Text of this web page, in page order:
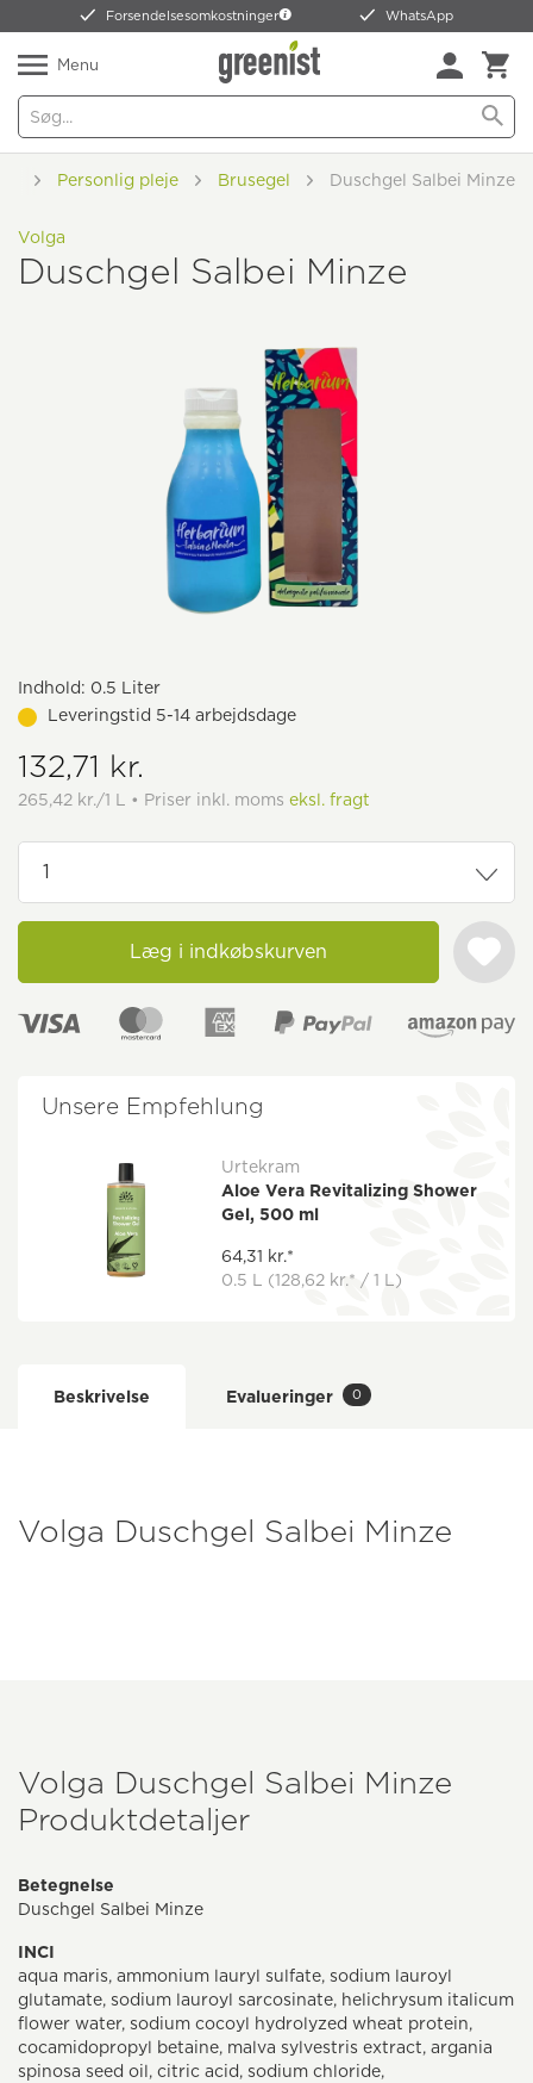
Forsendelsesomkostninger WhatsApp
Menu
Personlig pleje Brusegel Duschgel Salbei Minze
Volga
Duschgel Salbei Minze
Indhold: 0.5 Liter
Leveringstid 5-14 arbejdsdage
132,71 kr.
265,42 kr./1 L • Priser inkl. moms eksl. fragt
Læg i indkøbskurven
Unsere Empfehlung
Urtekram
Aloe Vera Revitalizing Shower
Gel, 500 ml
64,31 kr.*
0.5 L (128,62 kr.* / 1 L)
Beskrivelse Evalueringer 0
Volga Duschgel Salbei Minze
Volga Duschgel Salbei Minze
Produktdetaljer
Betegnelse
Duschgel Salbei Minze
INCI
aqua maris, ammonium lauryl sulfate, sodium lauroyl
glutamate, sodium lauroyl sarcosinate, helichrysum italicum
flower water, sodium cocoyl hydrolyzed wheat protein,
cocamidopropyl betaine, malva sylvestris extract, argania
spinosa seed oil, citric acid, sodium chloride,